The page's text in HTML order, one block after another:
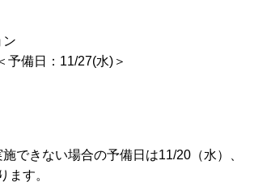
予備日：11/27(水)＞
できない場合の予備日は11/20（水）、
ます。